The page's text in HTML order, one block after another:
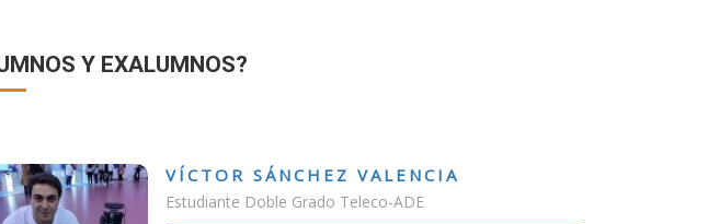
Y EXALUMNOS?
RUBÉN URRACA TORICES
Estudiante Grado de Ing.Tecnologías